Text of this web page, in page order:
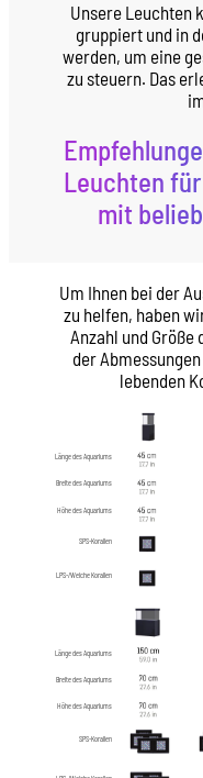
Unsere Leuchten
gruppiert und in
werden, um eine
zu steuern. Das
Leuchten
mit
Um Ihnen bei der
zu helfen, haben
Anzahl und
der
lebenden
Länge des Aquariums
Breite des Aquariums
Höhe des Aquariums
SPS-Korallen
LPS-/Weiche Korallen
Länge des Aquariums
Breite des Aquariums
Höhe des Aquariums
SPS-Korallen